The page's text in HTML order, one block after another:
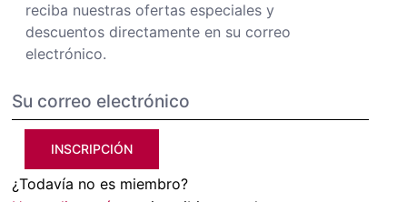
reciba nuestras ofertas especiales y
descuentos directamente en su correo
electrónico.
INSCRIPCIÓN
¿Todavía no es miembro?